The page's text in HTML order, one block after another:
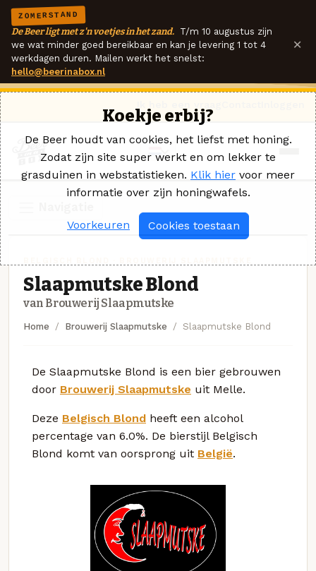
ZOMERSTAND
De Beer ligt met z'n voetjes in het zand. T/m 10 augustus zijn
we wat minder goed bereikbaar en kan je levering 1 tot 4
werkdagen duren. Mailen werkt het snelst:
hello@beerinabox.nl
×
Slaapmutske Blond
van Brouwerij Slaapmutske
Home Brouwerij Slaapmutske Slaapmutske Blond
De Slaapmutske Blond is een bier gebrouwen
door Brouwerij Slaapmutske uit Melle.
Deze Belgisch Blond heeft een alcohol
percentage van 6.0%. De bierstijl Belgisch
Blond komt van oorsprong uit België.
Koekje erbij?
De Beer houdt van cookies, het liefst met honing.
Zodat zijn site super werkt en om lekker te
grasduinen in webstatistieken. Klik hier voor meer
informatie over zijn honingwafels.
Voorkeuren Cookies toestaan